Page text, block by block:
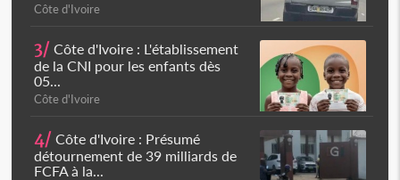
Côte d'Ivoire
3/ Côte d'Ivoire : L'établissement
de la CNI pour les enfants dès
05...
Côte d'Ivoire
4/ Côte d'Ivoire : Présumé
détournement de 39 milliards de
FCFA à la...